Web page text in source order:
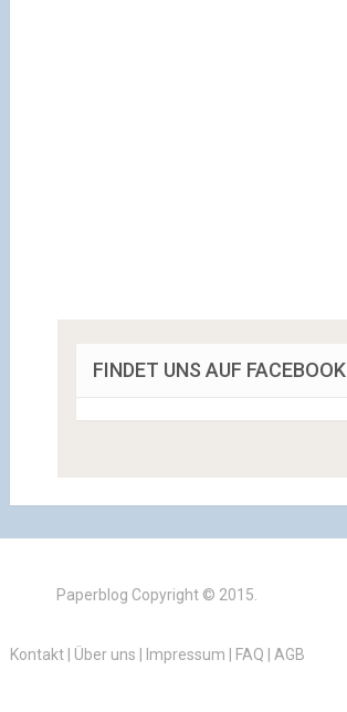
FINDET UNS AUF FACEBOOK
Paperblog Copyright © 2015.
Kontakt| Über uns Impressum FAQ AGB